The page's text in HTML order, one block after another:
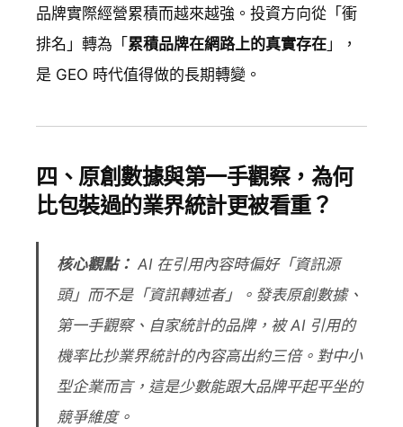
品牌實際經營累積而越來越強。投資方向從「衝
排名」轉為「 累積品牌在網路上的真實存在 」，
是 GEO 時代值得做的長期轉變。
四、原創數據與第一手觀察，為何
比包裝過的業界統計更被看重？
核心觀點： AI 在引用內容時偏好「資訊源
頭」而不是「資訊轉述者」。發表原創數據、
第一手觀察、自家統計的品牌，被 AI 引用的
機率比抄業界統計的內容高出約三倍。對中小
型企業而言，這是少數能跟大品牌平起平坐的
競爭維度。